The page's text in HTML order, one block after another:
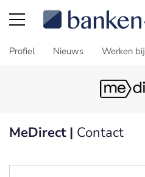
Profiel Nieuws Werken bij
MeDirect | Contact